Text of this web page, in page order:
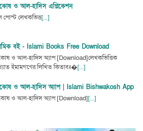
ও আল-হাদিস এপ্লিকেশন
পোস্ট লেখকভিত্ত[...]
বই - Islami Books Free Download
ও আল-হাদিস অ্যাপ [Download]লেখকভিত্তিক
ইমামগণের লিখিত কিতাবঃ[...]
ও আল-হাদিস অ্যাপ | Islami Bishwakosh App
ও আল-হাদিস অ্যাপ [Download][...]